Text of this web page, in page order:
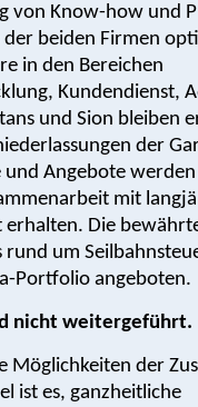
von Know-how und
beiden Firmen
in den Bereichen
Kundendienst,
und Sion bleiben
der
Angebote
mit
Die
um
Portfolio angeboten.
nicht weitergeführt.
Möglichkeiten der
ist es, ganzheitliche